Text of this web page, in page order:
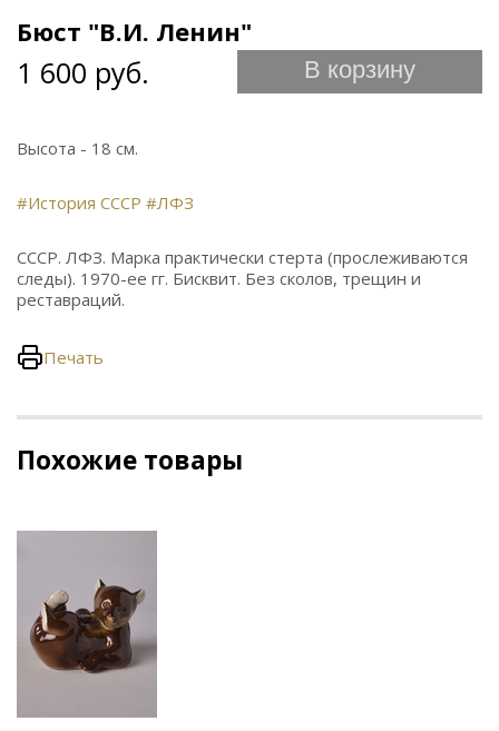
Бюст "В.И. Ленин"
1 600 руб. В корзину
Высота - 18 см.
#История СССР #ЛФЗ
СССР. ЛФЗ. Марка практически стерта (прослеживаются
следы). 1970-ее гг. Бисквит. Без сколов, трещин и
реставраций.
Печать
Похожие товары